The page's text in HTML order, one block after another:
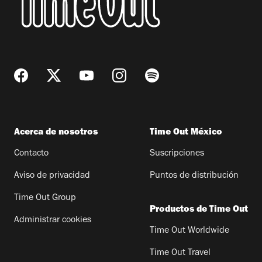
Acerca de nosotros
Contacto
Aviso de privacidad
Time Out Group
Administrar cookies
Time Out México
Suscripciones
Puntos de distribución
Productos de Time Out
Time Out Worldwide
Time Out Travel